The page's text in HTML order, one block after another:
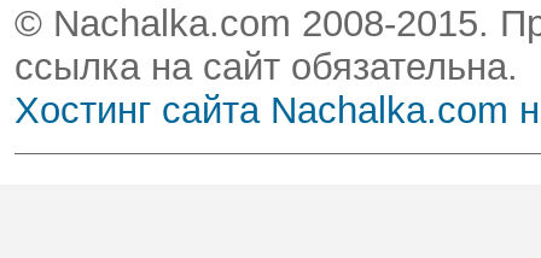
© Nachalka.com 2008-2015.
ссылка на сайт обязательна.
Хостинг сайта Nachalka.com